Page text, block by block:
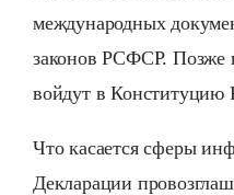
международных
законов РСФСР. Позже
войдут в Конституцию
Что касается сферы
Декларации